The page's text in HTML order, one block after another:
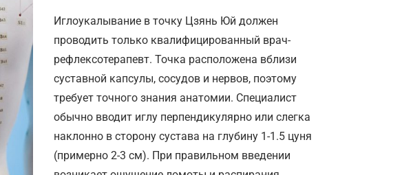
Иглоукалывание в точку Цзянь Юй должен
проводить только квалифицированный врач-
рефлексотерапевт. Точка расположена вблизи
суставной капсулы, сосудов и нервов, поэтому
требует точного знания анатомии. Специалист
обычно вводит иглу перпендикулярно или слегка
наклонно в сторону сустава на глубину 1-1.5 цуня
(примерно 2-3 см). При правильном введении